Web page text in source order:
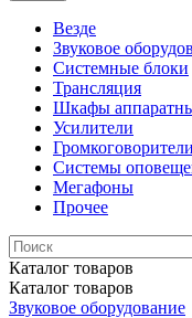
Везде
Звуковое
Системные блоки
Трансляция
Шкафы
Усилители
Громкоговорители
Системы
Мегафоны
Прочее
Каталог товаров
Каталог товаров
Звуковое оборудование